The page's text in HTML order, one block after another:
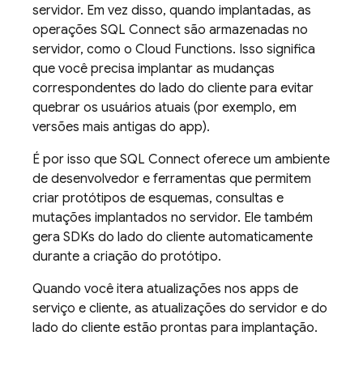
servidor. Em vez disso, quando implantadas, as
operações SQL Connect são armazenadas no
servidor, como o Cloud Functions. Isso significa
que você precisa implantar as mudanças
correspondentes do lado do cliente para evitar
quebrar os usuários atuais (por exemplo, em
versões mais antigas do app).
É por isso que SQL Connect oferece um ambiente
de desenvolvedor e ferramentas que permitem
criar protótipos de esquemas, consultas e
mutações implantados no servidor. Ele também
gera SDKs do lado do cliente automaticamente
durante a criação do protótipo.
Quando você itera atualizações nos apps de
serviço e cliente, as atualizações do servidor e do
lado do cliente estão prontas para implantação.